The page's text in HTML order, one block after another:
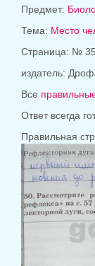
Предмет:
Тема: Место
Страница: №
издатель:
Все
Ответ всегда
Правильная